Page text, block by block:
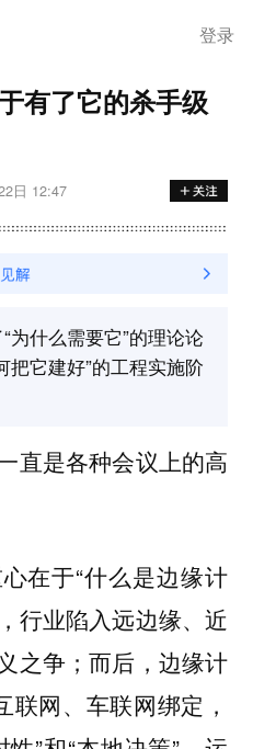
登录
有了它的杀手级
日 12:47
为什么需要它”的理论论
把它建好”的工程实施阶
直是各种会议上的高
在于“什么是边缘计
行业陷入远边缘、近
之争；而后，边缘计
网、车联网绑定，